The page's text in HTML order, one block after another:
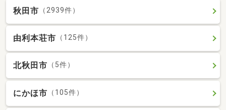
秋田市 （2939件）
由利本荘市 （125件）
北秋田市 （5件）
にかほ市 （105件）